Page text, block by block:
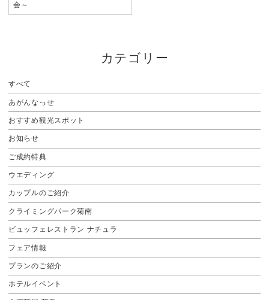
会～
カテゴリー
すべて
あがんなっせ
おすすめ観光スポット
お知らせ
ご成約特典
ウエディング
カップルのご紹介
クライミングパーク菊南
ビュッフェレストラン ナチュラ
フェア情報
プランのご紹介
ホテルイベント